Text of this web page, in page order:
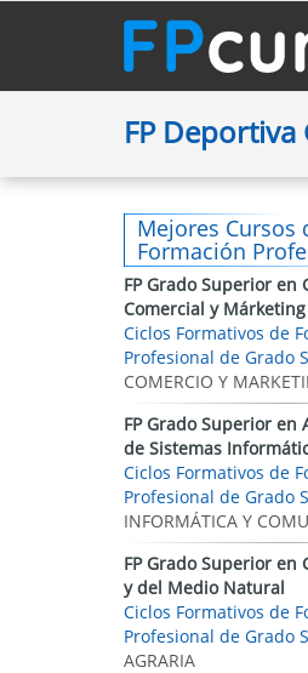
FP
Mejores Cursos
Formación
FP Grado Superior en
Comercial y Márketing
Ciclos Formativos de
Profesional de Grado
COMERCIO Y
FP Grado Superior en
de Sistemas
Ciclos Formativos de
Profesional de Grado
INFORMÁTICA Y
FP Grado Superior en
y del Medio Natural
Ciclos Formativos de
Profesional de Grado
AGRARIA